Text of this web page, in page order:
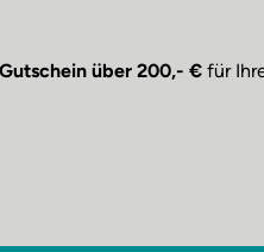
Gutschein über 200,- € für